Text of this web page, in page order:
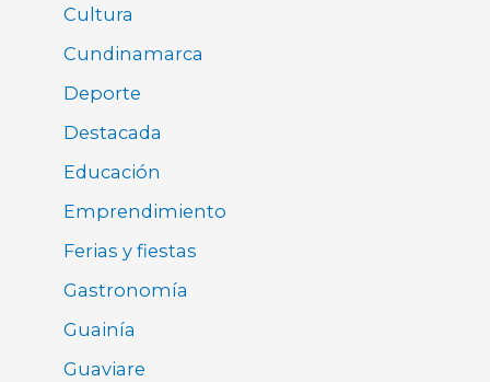
Cultura
Cundinamarca
Deporte
Destacada
Educación
Emprendimiento
Ferias y fiestas
Gastronomía
Guainía
Guaviare